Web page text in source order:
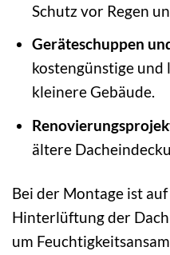
Schutz vor Regen
Geräteschuppen
kostengünstige und
kleinere Gebäude.
ältere
Bei der Montage ist
Hinterlüftung der
um